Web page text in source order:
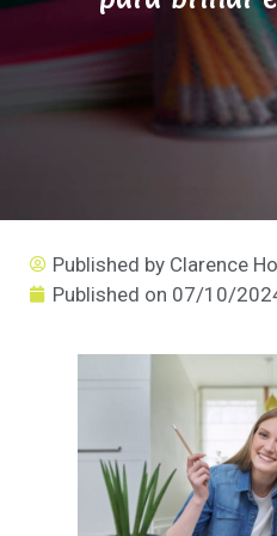
Published by Clarence
Published on 07/10/